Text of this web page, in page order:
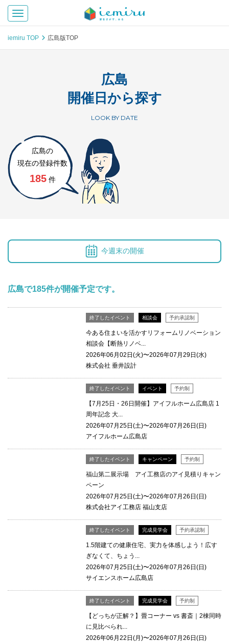
Toggle navigation
iemiru TOP 広島版TOP
広島
開催日から探す
LOOK BY DATE
広島の
現在の登録件数
185件
今週末の開催
広島で185件が開催予定です。
終了したイベント 相談会 予約承認制
今ある住まいを活かすリフォームリノベーション
相談会【断熱リノベ...
2026年06月02日(火)〜2026年07月29日(水)
株式会社 垂井設計
終了したイベント イベント 予約制
【7月25日・26日開催】アイフルホーム広島店 1
周年記念 大...
2026年07月25日(土)〜2026年07月26日(日)
アイフルホーム広島店
終了したイベント キャンペーン 予約制
福山第二展示場 アイ工務店のアイ見積りキャン
ペーン
2026年07月25日(土)〜2026年07月26日(日)
株式会社アイ工務店 福山支店
終了したイベント 完成見学会 予約承認制
1.5階建ての健康住宅、実力を体感しよう！広す
ぎなくて、ちょう...
2026年07月25日(土)〜2026年07月26日(日)
サイエンスホーム広島店
終了したイベント 完成見学会 予約制
【どっちが正解？】畳コーナー vs 書斎｜2棟同時
に見比べられ...
2026年06月22日(月)〜2026年07月26日(日)